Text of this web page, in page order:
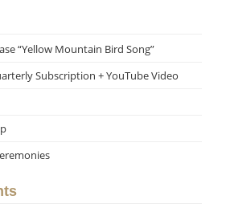
“Yellow Mountain Bird Song”
Subscription + YouTube Video